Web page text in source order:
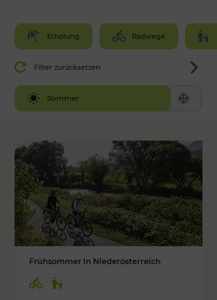
Erholung Radwege
Filter zurücksetzen
Sommer
Winter
Frühsommer in Niederösterreich